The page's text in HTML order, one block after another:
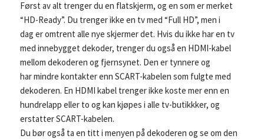
Først av alt trenger du en flatskjerm, og en som er merket
“HD-Ready”. Du trenger ikke en tv med “Full HD”, men i
dag er omtrent alle nye skjermer det. Hvis du ikke har en tv
med innebygget dekoder, trenger du også en HDMI-kabel
mellom dekoderen og fjernsynet. Den er tynnere og
har mindre kontakter enn SCART-kabelen som fulgte med
dekoderen. En HDMI kabel trenger ikke koste mer enn en
hundrelapp eller to og kan kjøpes i alle tv-butikkker, og
erstatter SCART-kabelen.
Du bør også ta en titt i menyen på dekoderen og se om den